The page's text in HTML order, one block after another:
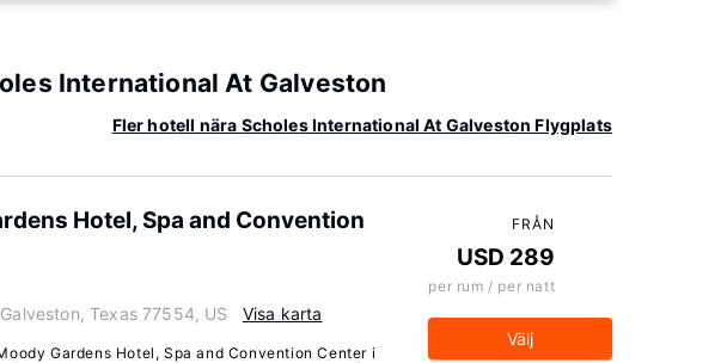
International At Galveston
Fler hotell nära Scholes International At Galveston Flygplats
Hotel, Spa and Convention
Texas 77554, US Visa karta
Gardens Hotel, Spa and Convention Center i
FRÅN
USD 289
per rum / per natt
Välj